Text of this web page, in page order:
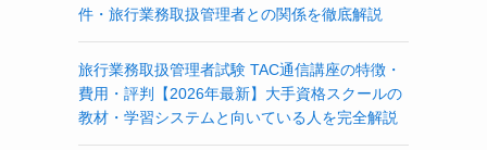
件・旅行業務取扱管理者との関係を徹底解説
旅行業務取扱管理者試験 TAC通信講座の特徴・
費用・評判【2026年最新】大手資格スクールの
教材・学習システムと向いている人を完全解説